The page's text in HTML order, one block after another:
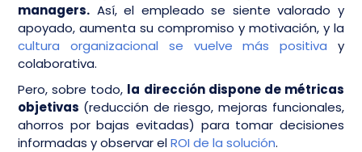
managers. Así, el empleado se siente valorado y
apoyado, aumenta su compromiso y motivación, y la
cultura organizacional se vuelve más positiva y
colaborativa.
Pero, sobre todo, la dirección dispone de métricas
objetivas (reducción de riesgo, mejoras funcionales,
ahorros por bajas evitadas) para tomar decisiones
informadas y observar elROI de la solución.